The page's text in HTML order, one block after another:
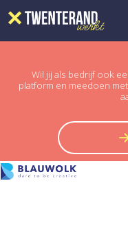
Wil jij als bedrijf ook
platform en meedoen